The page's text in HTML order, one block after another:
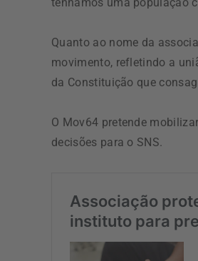
Quanto ao nome da
movimento, refletindo a
da Constituição que
O Mov64 pretende
decisões para o SNS.